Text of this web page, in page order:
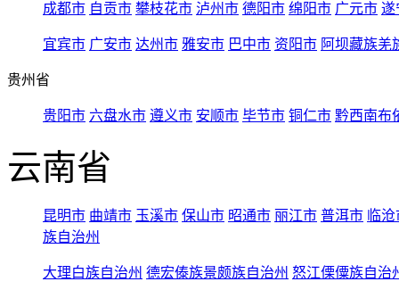
成都市 自贡市 攀枝花市 泸州市 德阳市 绵阳市 广元市 遂
宜宾市 广安市 达州市 雅安市 巴中市 资阳市 阿坝藏族羌
贵州省
贵阳市 六盘水市 遵义市 安顺市 毕节市 铜仁市 黔西南布
云南省
昆明市 曲靖市 玉溪市 保山市 昭通市 丽江市 普洱市 临
族自治州
大理白族自治州 德宏傣族景颇族自治州 怒江傈僳族自治